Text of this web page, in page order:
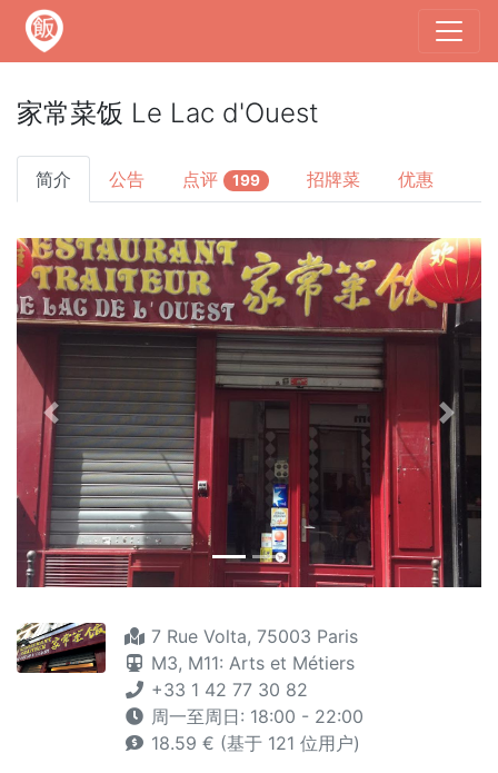
家常菜饭 Le Lac d'Ouest
简介 公告 点评 199 招牌菜 优惠
Previous Next
7 Rue Volta, 75003 Paris
M3, M11: Arts et Métiers
+33 1 42 77 30 82
周一至周日: 18:00 - 22:00
18.59 € (基于 121 位用户)